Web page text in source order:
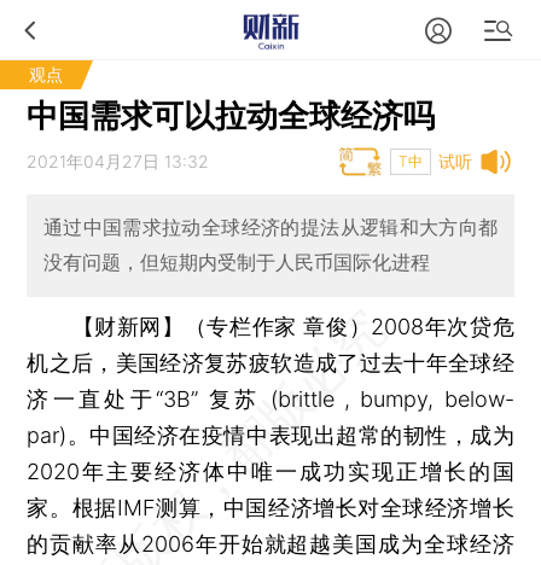
观点
中国需求可以拉动全球经济吗
试听
2021年04月27日 13:32 T中
通过中国需求拉动全球经济的提法从逻辑和大方向都
没有问题，但短期内受制于人民币国际化进程
【财新网】（专栏作家 章俊） 2008年次贷危
机之后，美国经济复苏疲软造成了过去十年全球经
济一直处于“3B” 复苏 (brittle , bumpy, below-
par)。中国经济在疫情中表现出超常的韧性，成为
2020年主要经济体中唯一成功实现正增长的国
家。根据IMF测算，中国经济增长对全球经济增长
的贡献率从2006年开始就超越美国成为全球经济